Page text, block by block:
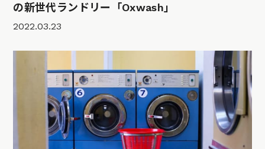
の新世代ランドリー「Oxwash」
2022.03.23